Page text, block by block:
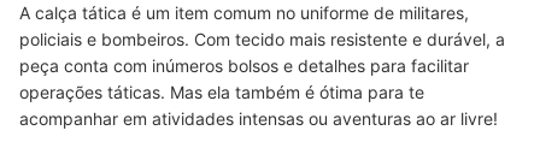
A calça tática é um item comum no uniforme de militares,
policiais e bombeiros. Com tecido mais resistente e durável, a
peça conta com inúmeros bolsos e detalhes para facilitar
operações táticas. Mas ela também é ótima para te
acompanhar em atividades intensas ou aventuras ao ar livre!